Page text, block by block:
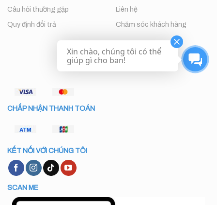
Câu hỏi thường gặp
Quy định đổi trả
Liên hệ
Chăm sóc khách hàng
CHẤP NHẬN THANH TOÁN
KẾT NỐI VỚI CHÚNG TÔI
SCAN ME
Xin chào, chúng tôi có thể
giúp gì cho ban!